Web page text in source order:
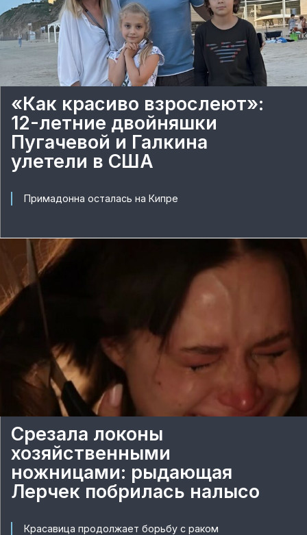
«Как красиво взрослеют»:
12-летние двойняшки
Пугачевой и Галкина
улетели в США
Примадонна осталась на Кипре
Срезала локоны
хозяйственными
ножницами: рыдающая
Лерчек побрилась налысо
Красавица продолжает борьбу с раком